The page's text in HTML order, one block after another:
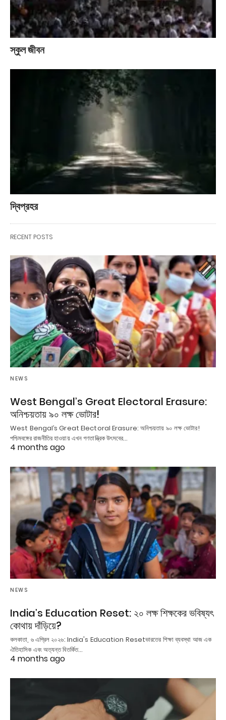
স্কুল জীবন
দ্বিপ্রহর
RECENT POSTS
NEWS
West Bengal’s Great Electoral Erasure:
অনিশ্চয়তায় ৯০ লক্ষ ভোটার!
West Bengal’s Great Electoral Erasure: অনিশ্চয়তায় ৯০ লক্ষ ভোটার!
পশ্চিমবঙ্গের রাজনীতির হাওয়ায় এখন গণতান্ত্রিক উৎসবের…
4 months ago
NEWS
India’s Education Reset: ২০ লক্ষ শিক্ষকের ভবিষ্যৎ
কোথায় দাঁড়িয়ে?
কলকাতা, ৬ এপ্রিল ২০২৬: India's Education Resetভারতের শিক্ষা ব্যবস্থা আজ এক
ঐতিহাসিক এবং অত্যন্ত বিতর্কিত…
4 months ago